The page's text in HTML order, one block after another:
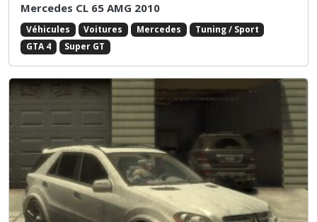
Mercedes CL 65 AMG 2010
Véhicules Voitures Mercedes
Tuning / Sport
GTA 4
Super GT